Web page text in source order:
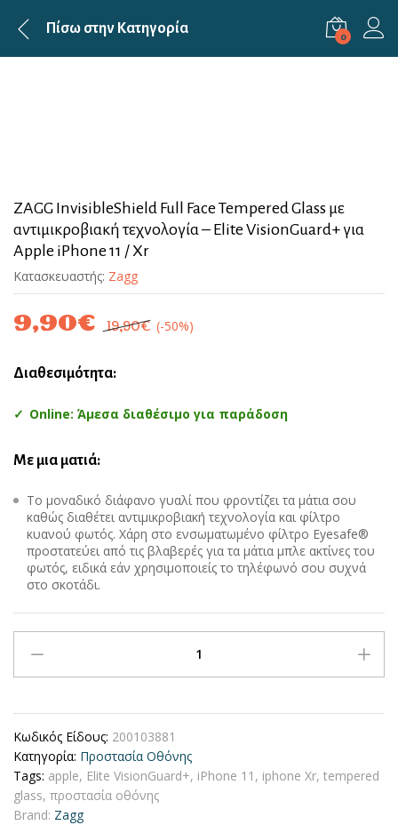
Πίσω στην Κατηγορία 0
ZAGG InvisibleShield Full Face Tempered Glass με
αντιμικροβιακή τεχνολογία – Elite VisionGuard+ για
Apple iPhone 11 / Xr
Κατασκευαστής: Zagg
9,90€ 19,90€ (-50%)
Διαθεσιμότητα:
Online: Άμεσα διαθέσιμο για παράδοση
Με μια ματιά:
Το μοναδικό διάφανο γυαλί που φροντίζει τα μάτια σου
καθώς διαθέτει αντιμικροβιακή τεχνολογία και φίλτρο
κυανού φωτός. Χάρη στο ενσωματωμένο φίλτρο Eyesafe®
προστατεύει από τις βλαβερές για τα μάτια μπλε ακτίνες του
φωτός, ειδικά εάν χρησιμοποιείς το τηλέφωνό σου συχνά
στο σκοτάδι.
InvisibleShield
Full
Tempered
Glass
με
αντιμικροβιακή
τεχνολογία
–
Κωδικός Είδους: 200103881
Κατηγορία: Προστασία Οθόνης
Tags: apple, Elite VisionGuard+, iPhone 11 , iphone Xr, tempered
glass, προστασία οθόνης
Brand: Zagg